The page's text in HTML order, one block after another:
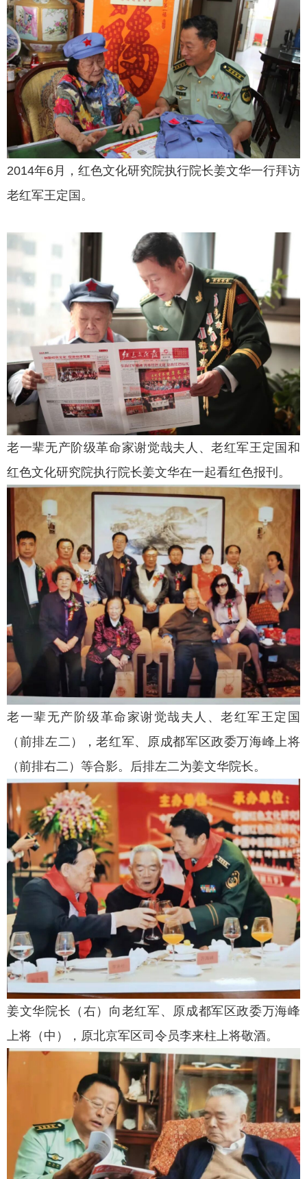
2014年6月，红色文化研究院执行院长姜文华一行拜访
老红军王定国。
老一辈无产阶级革命家谢觉哉夫人、老红军王定国和
红色文化研究院执行院长姜文华在一起看红色报刊。
老一辈无产阶级革命家谢觉哉夫人、老红军王定国
（前排左二），老红军、原成都军区政委万海峰上将
（前排右二）等合影。后排左二为姜文华院长。
姜文华院长（右）向老红军、原成都军区政委万海峰
上将（中），原北京军区司令员李来柱上将敬酒。